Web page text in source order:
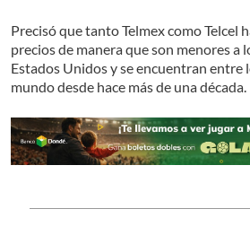
Precisó que tanto Telmex como Telcel
precios de manera que son menores a
Estados Unidos y se encuentran entre
mundo desde hace más de una década.